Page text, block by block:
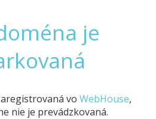
je
vo WebHouse,
nie je prevádzkovaná.